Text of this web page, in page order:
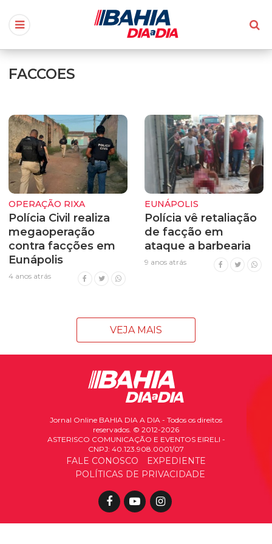
FACCOES
OPERAÇÃO RIXA
Polícia Civil realiza
megaoperação
contra facções em
Eunápolis
4 anos atrás
EUNÁPOLIS
Polícia vê retaliação
de facção em
ataque a barbearia
9 anos atrás
VEJA MAIS
Jornal Online BAHIA DIA A DIA - Todos os direitos
reservados. © 2012-2026
ASTERISCO COMUNICAÇÃO E EVENTOS EIRELI -
CNPJ: 40.123.908.0001/07
FALE CONOSCO
EXPEDIENTE
POLÍTICAS DE PRIVACIDADE